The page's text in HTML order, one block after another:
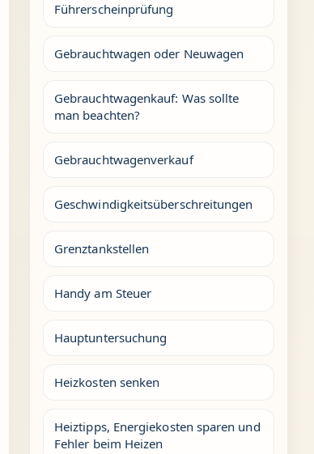
Führerscheinprüfung
Gebrauchtwagen oder Neuwagen
Gebrauchtwagenkauf: Was sollte
man beachten?
Gebrauchtwagenverkauf
Geschwindigkeitsüberschreitungen
Grenztankstellen
Handy am Steuer
Hauptuntersuchung
Heizkosten senken
Heiztipps, Energiekosten sparen und
Fehler beim Heizen